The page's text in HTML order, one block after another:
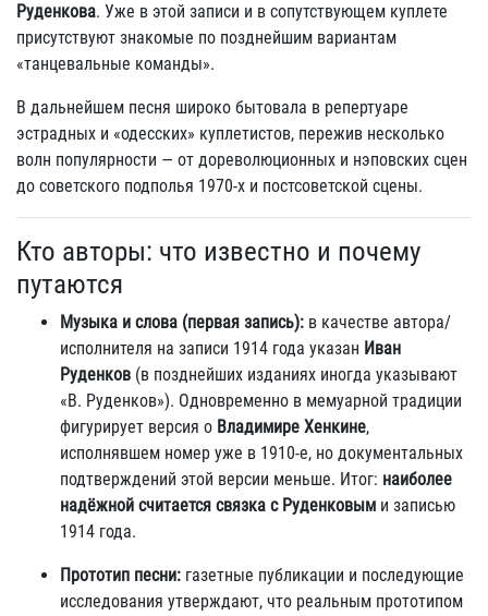
Руденкова. Уже в этой записи и в сопутствующем куплете
присутствуют знакомые по позднейшим вариантам
«танцевальные команды».
В дальнейшем песня широко бытовала в репертуаре
эстрадных и «одесских» куплетистов, пережив несколько
волн популярности — от дореволюционных и нэповских сцен
до советского подполья 1970‑х и постсоветской сцены.
Кто авторы: что известно и почему
путаются
Музыка и слова (первая запись): в качестве автора/
исполнителя на записи 1914 года указан Иван
Руденков (в позднейших изданиях иногда указывают
«В. Руденков»). Одновременно в мемуарной традиции
фигурирует версия о Владимире Хенкине,
исполнявшем номер уже в 1910‑е, но документальных
подтверждений этой версии меньше. Итог: наиболее
надёжной считается связка с Руденковым и записью
1914 года.
Прототип песни: газетные публикации и последующие
исследования утверждают, что реальным прототипом